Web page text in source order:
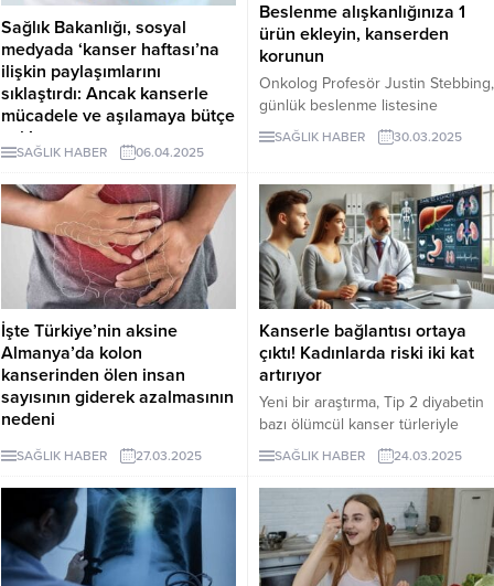
Sağlık Bakanlığı, sosyal
medyada ‘kanser haftası’na
ilişkin paylaşımlarını
sıklaştırdı: Ancak kanserle
mücadele ve aşılamaya bütçe
yok!
Sağlık Bakanlığı, 1-7 Nisan Kanser
Haftası nedeniyle sosyal medya
hesabından yaptığı “kanserle
mücadele” temalı paylaşımlarını
sıklaştırdı. Ancak sağlık emekçileri
“Kanserle mücadeleye ve aşılama
hizmetlerine bütçe yok” dedi.
SAĞLIK HABER 06.04.2025
Beslenme alışkanlığınıza 1
ürün ekleyin, kanserden
korunun
Onkolog Profesör Justin Stebbing,
günlük beslenme listesine
eklenecek bir ürünün bağırsak
kanseri riskini azalttığını belirtti.
SAĞLIK HABER 30.03.2025
İşte Türkiye’nin aksine
Almanya’da kolon
kanserinden ölen insan
sayısının giderek azalmasının
nedeni
Almanya'da 2003 yılından bu yana
kolon kanserinden kaynaklanan
ölüm oranlarında dikkate değer bir
düşüş yaşandı.
SAĞLIK HABER 27.03.2025
Kanserle bağlantısı ortaya
çıktı! Kadınlarda riski iki kat
artırıyor
Yeni bir araştırma, Tip 2 diyabetin
bazı ölümcül kanser türleriyle
bağlantılı olduğunu ortaya koydu.
Özellikle kadınlarda, Tip 2
diyabetin teşhisinden sonraki ilk
yıllarda karaciğer ve pankreas
kanseri riskinin ciddi oranda arttığı
tespit edildi.
SAĞLIK HABER 24.03.2025